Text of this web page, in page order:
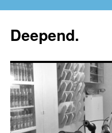
Deepend.